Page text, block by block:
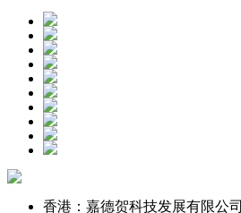
香港：嘉德贺科技发展有限公司